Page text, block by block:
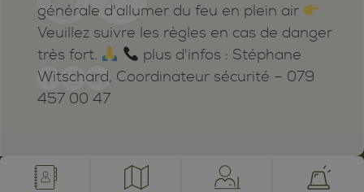
powered by /BOOMERANG
générale d'allumer du feu en plein air
Veuillez suivre les règles en cas de danger
très fort.
plus d'infos : Stéphane
Witschard, Coordinateur sécurité – 079
457 00 47